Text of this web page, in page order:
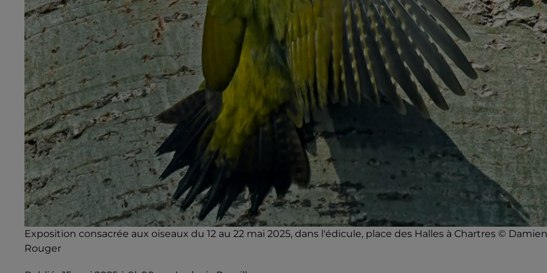
Exposition consacrée aux oiseaux du 12 au 22 mai 2025, dans l'édicule, place des Halles à Chartres © Damien
Rouger